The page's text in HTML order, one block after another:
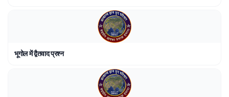
भूगोल में द्वैतवाद प्रश्न